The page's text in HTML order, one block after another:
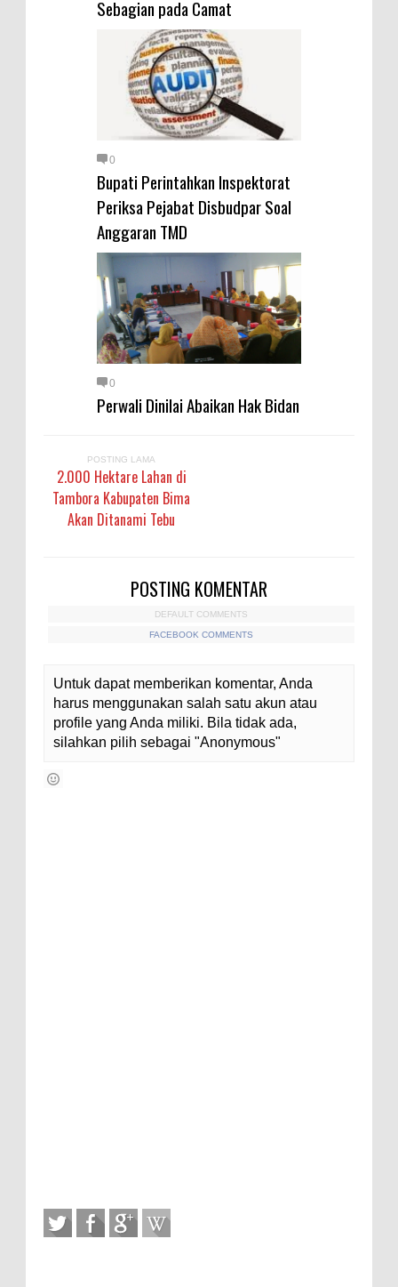
Sebagian pada Camat
0
Bupati Perintahkan Inspektorat
Periksa Pejabat Disbudpar Soal
Anggaran TMD
0
Perwali Dinilai Abaikan Hak Bidan
POSTING LAMA
2.000 Hektare Lahan di
Tambora Kabupaten Bima
Akan Ditanami Tebu
POSTING KOMENTAR
DEFAULT COMMENTS
FACEBOOK COMMENTS
Untuk dapat memberikan komentar, Anda
harus menggunakan salah satu akun atau
profile yang Anda miliki. Bila tidak ada,
silahkan pilih sebagai "Anonymous"